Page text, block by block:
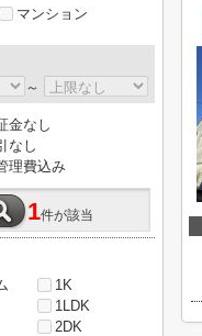
マンション
～
金なし
なし
理費込み
1件が該当
1K
1LDK
2DK